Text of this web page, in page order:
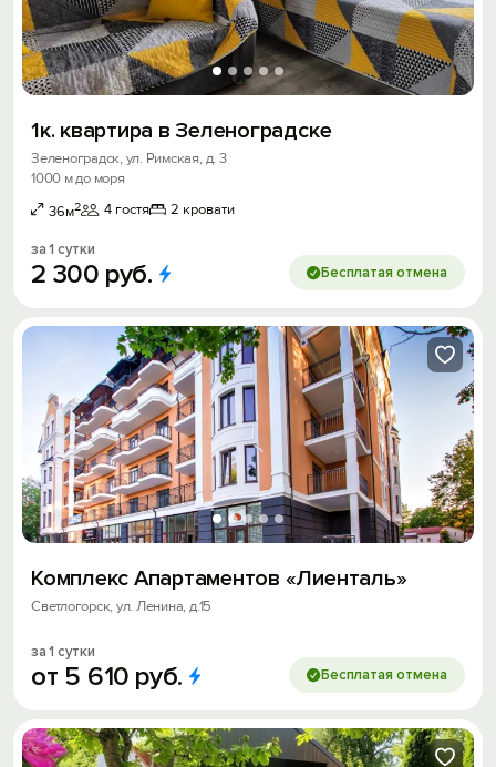
1к. квартира в Зеленоградске
Зеленоградск, ул. Римская, д. 3
1000 м до моря
36м2 4 гостя 2 кровати
за 1 сутки
2 300 руб. Бесплатая отмена
Комплекс Апартаментов «Лиенталь»
Светлогорск, ул. Ленина, д.15
за 1 сутки
от 5 610 руб. Бесплатая отмена